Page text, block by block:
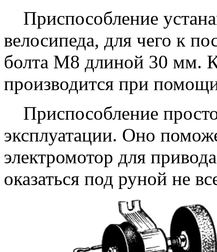
Приспособление
велосипеда, для чего к
болта М8 длиной 30 мм.
производится при
Приспособление
эксплуатации. Оно
электромотор для
оказаться под руной не